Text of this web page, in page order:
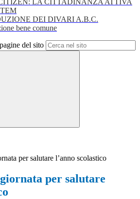
LA CITTADINANZA ATTIVA
DEI DIVARI A.B.C.
bene comune
del sito
per salutare l’anno scolastico
per salutare